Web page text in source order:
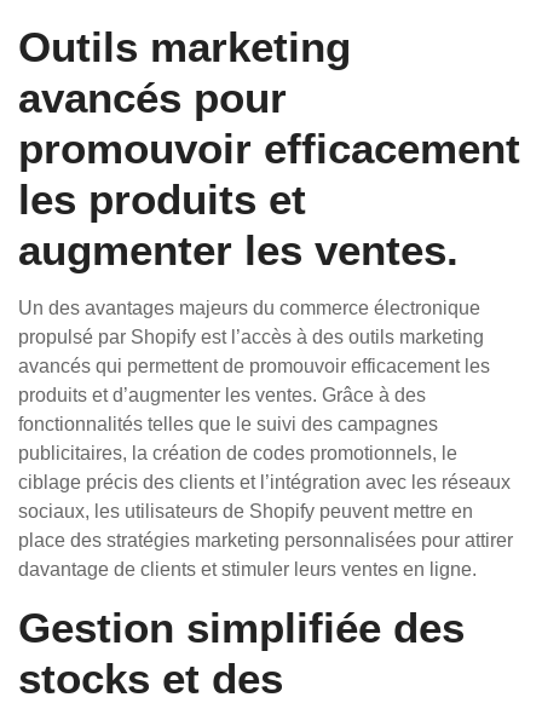
Outils marketing
avancés pour
promouvoir efficacement
les produits et
augmenter les ventes.
Un des avantages majeurs du commerce électronique
propulsé par Shopify est l’accès à des outils marketing
avancés qui permettent de promouvoir efficacement les
produits et d’augmenter les ventes. Grâce à des
fonctionnalités telles que le suivi des campagnes
publicitaires, la création de codes promotionnels, le
ciblage précis des clients et l’intégration avec les réseaux
sociaux, les utilisateurs de Shopify peuvent mettre en
place des stratégies marketing personnalisées pour attirer
davantage de clients et stimuler leurs ventes en ligne.
Gestion simplifiée des
stocks et des